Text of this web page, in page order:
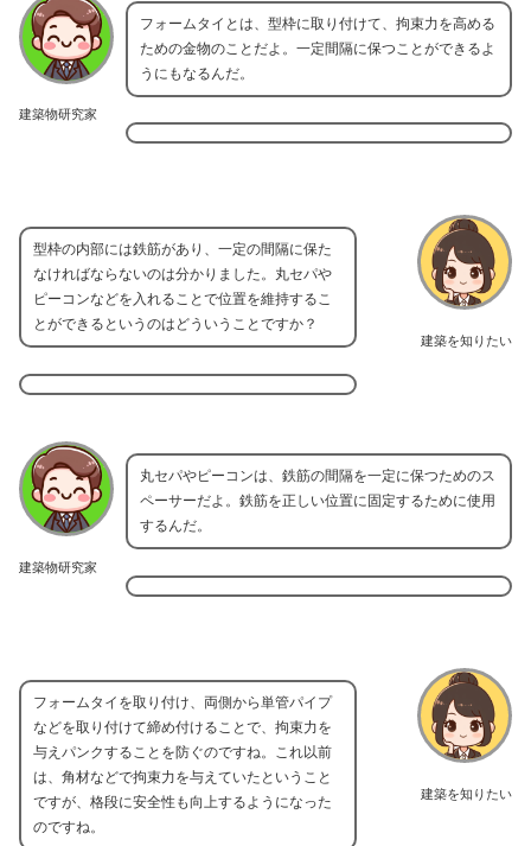
建築物研究家
フォームタイとは、型枠に取り付けて、拘束力を高める
ための金物のことだよ。一定間隔に保つことができるよ
うにもなるんだ。
建築を知りたい
型枠の内部には鉄筋があり、一定の間隔に保た
なければならないのは分かりました。丸セパや
ピーコンなどを入れることで位置を維持するこ
とができるというのはどういうことですか？
建築物研究家
丸セパやピーコンは、鉄筋の間隔を一定に保つためのス
ペーサーだよ。鉄筋を正しい位置に固定するために使用
するんだ。
建築を知りたい
フォームタイを取り付け、両側から単管パイプ
などを取り付けて締め付けることで、拘束力を
与えパンクすることを防ぐのですね。これ以前
は、角材などで拘束力を与えていたということ
ですが、格段に安全性も向上するようになった
のですね。